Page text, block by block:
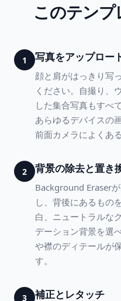
このテン
1 写真をアップロー
顔と肩がはっきり写
ください。自撮り、
した集合写真もすべ
あらゆるデバイスの
前面カメラによくあ
2 背景の除去と置き
Background Eraser
し、背後にあるもの
白、ニュートラルな
デーション背景を選
や襟のディテールが
す。
3 補正とレタッチ